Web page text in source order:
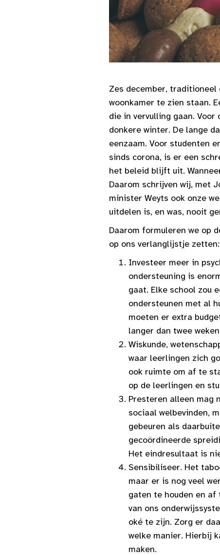
Zes december, traditioneel
woonkamer te zien staan.
die in vervulling gaan.
donkere winter. De lange
eenzaam. Voor studenten
sinds corona, is er een
het beleid blijft uit.
Daarom schrijven wij, met
minister Weyts ook onze
uitdelen is, en was, nooit
Daarom formuleren we op
op ons verlanglijstje zetten:
Investeer meer in
ondersteuning is
gaat. Elke school zou
ondersteunen met al
moeten er extra
langer dan twee
Wiskunde,
waar leerlingen zich
ook ruimte om af te
op de leerlingen en
Presteren alleen mag
sociaal welbevinden,
gebeuren als
gecoördineerde
Het eindresultaat is
Sensibiliseer. Het
maar er is nog veel
gaten te houden en
van ons
oké te zijn. Zorg er
welke manier. Hierbij
maken.